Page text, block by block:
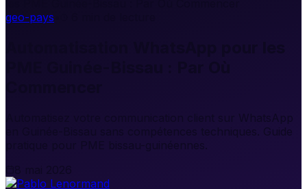
geo-pays
Automatisez votre communication client sur WhatsApp
en Guinée-Bissau sans compétences techniques. Guide
pratique pour PME bissau-guinéennes.